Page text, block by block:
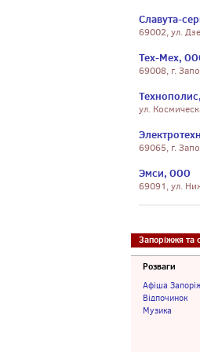
Славута-
69002, ул.
Тех-Мех,
69008, г.
ул.
69065, г.
Эмси, ООО
69091, ул.
Запоріжжя та
Розваги
Афіша
Відпочинок
Музика